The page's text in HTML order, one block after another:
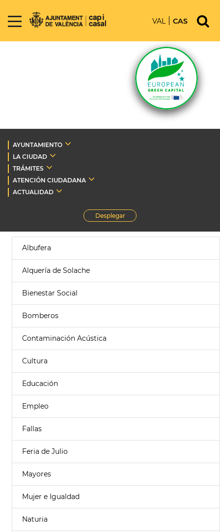
VAL CAS
AYUNTAMIENTO
LA CIUDAD
TRÁMITES
ATENCIÓN CIUDADANA
ACTUALIDAD
Desplegar
Albufera
Alquería de Solache
Bienestar Social
Bomberos
Contaminación Acústica
Cultura
Educación
Empleo
Fallas
Feria de Julio
Mayores
Mujer e Igualdad
Naturia